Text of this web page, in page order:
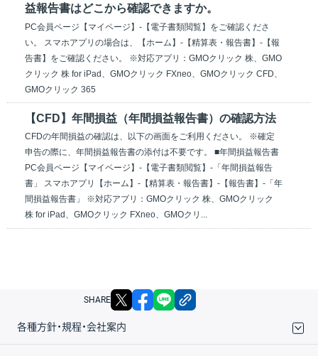
益報告書はどこから確認できますか。
PC会員ページ【マイページ】-【電子書類閲覧】をご確認くださ
い。 スマホアプリの場合は、【ホーム】-【精算表・報告書】-【報
告書】をご確認ください。 ※対応アプリ：GMOクリック 株、GMO
クリック 株 for iPad、GMOクリック FXneo、GMOクリック CFD、
GMOクリック 365
【CFD】年間損益（年間損益報告書）の確認方法
CFDの年間損益の確認は、以下の画面をご利用ください。 ※確定
申告の際に、年間損益報告書の添付は不要です。 ■年間損益報告書
PC会員ページ【マイページ】-【電子書類閲覧】-「年間損益報告
書」 スマホアプリ【ホーム】-【精算表・報告書】-【報告書】-「年
間損益報告書」 ※対応アプリ：GMOクリック 株、GMOクリック
株 for iPad、GMOクリック FXneo、GMOクリ...
SHARE X facebook
各種方針・規程・会社案内
取引規程・約款
サイトマップ
その他のご案内
個人情報保護方針
最良執行方針
サイトのご利用について
ディスクレイマー
信託保全
リスク説明
会社案内